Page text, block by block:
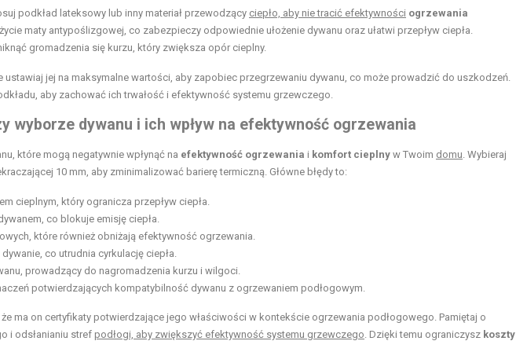
podkład lateksowy lub inny materiał przewodzący ciepło, aby nie tracić efektywności ogrzewania
maty antypoślizgowej, co zabezpieczy odpowiednie ułożenie dywanu oraz ułatwi przepływ ciepła.
gromadzenia się kurzu, który zwiększa opór cieplny.
ustawiaj jej na maksymalne wartości, aby zapobiec przegrzewaniu dywanu, co może prowadzić do uszkodzeń.
aby zachować ich trwałość i efektywność systemu grzewczego.
wyborze dywanu i ich wpływ na efektywność ogrzewania
które mogą negatywnie wpłynąć na efektywność ogrzewania i komfort cieplny w Twoim domu. Wybieraj
10 mm, aby zminimalizować barierę termiczną. Główne błędy to:
cieplnym, który ogranicza przepływ ciepła.
co blokuje emisję ciepła.
które również obniżają efektywność ogrzewania.
co utrudnia cyrkulację ciepła.
prowadzący do nagromadzenia kurzu i wilgoci.
potwierdzających kompatybilność dywanu z ogrzewaniem podłogowym.
ma on certyfikaty potwierdzające jego właściwości w kontekście ogrzewania podłogowego. Pamiętaj o
i odsłanianiu stref podłogi, aby zwiększyć efektywność systemu grzewczego. Dzięki temu ograniczysz koszty